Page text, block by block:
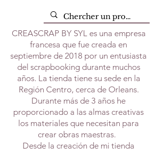
CREASCRAP BY SYL es una empresa
francesa que fue creada en
septiembre de 2018 por un entusiasta
del scrapbooking durante muchos
años. La tienda tiene su sede en la
Región Centro, cerca de Orleans.
Durante más de 3 años he
proporcionado a las almas creativas
los materiales que necesitan para
crear obras maestras.
Desde la creación de mi tienda